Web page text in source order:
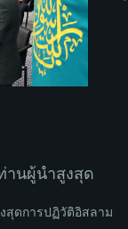
อัพโหลดอัลบั่ม:
านผู้นำสูงสุด
สุดการปฏิวัติอิสลาม